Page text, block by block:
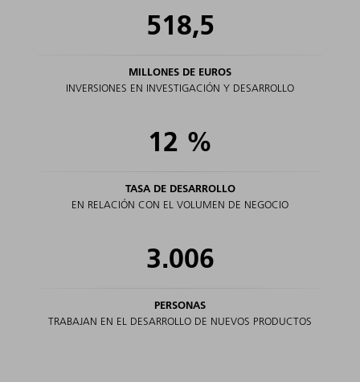
518,5
MILLONES DE EUROS
INVERSIONES EN INVESTIGACIÓN Y DESARROLLO
12 %
TASA DE DESARROLLO
EN RELACIÓN CON EL VOLUMEN DE NEGOCIO
3.006
PERSONAS
TRABAJAN EN EL DESARROLLO DE NUEVOS PRODUCTOS